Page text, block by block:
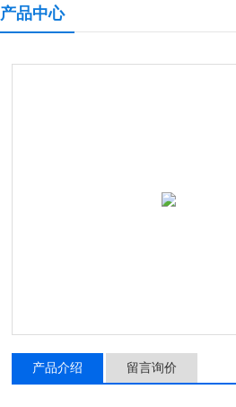
产品中心
产品介绍 留言询价